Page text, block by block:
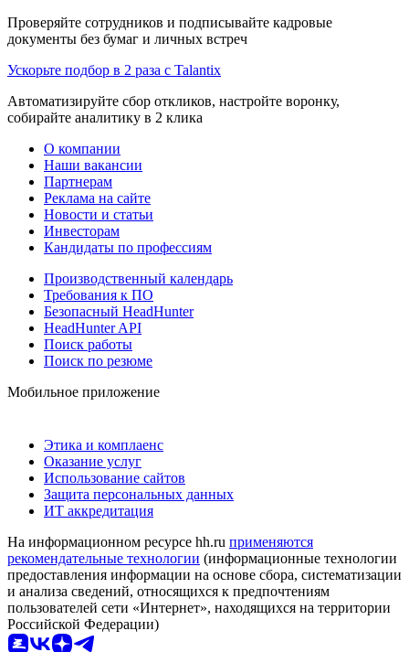
Проверяйте сотрудников и подписывайте кадровые
документы без бумаг и личных встреч
Ускорьте подбор в 2 раза с Talantix
Автоматизируйте сбор откликов, настройте воронку,
собирайте аналитику в 2 клика
О компании
Наши вакансии
Партнерам
Реклама на сайте
Новости и статьи
Инвесторам
Кандидаты по профессиям
Производственный календарь
Требования к ПО
Безопасный HeadHunter
HeadHunter API
Поиск работы
Поиск по резюме
Мобильное приложение
Этика и комплаенс
Оказание услуг
Использование сайтов
Защита персональных данных
ИТ аккредитация
На информационном ресурсе hh.ru применяются
рекомендательные технологии (информационные технологии
предоставления информации на основе сбора, систематизации
и анализа сведений, относящихся к предпочтениям
пользователей сети «Интернет», находящихся на территории
Российской Федерации)